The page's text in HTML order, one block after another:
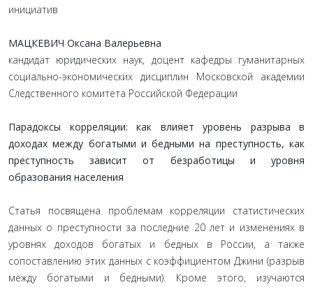
инициатив
МАЦКЕВИЧ Оксана Валерьевна
кандидат юридических наук, доцент кафедры гуманитарных
социально-экономических дисциплин Московской академии
Следственного комитета Российской Федерации
Парадоксы корреляции: как влияет уровень разрыва в
доходах между богатыми и бедными на преступность, как
преступность зависит от безработицы и уровня
образования населения
Статья посвящена проблемам корреляции статистических
данных о преступности за последние 20 лет и изменениях в
уровнях доходов богатых и бедных в России, а также
сопоставлению этих данных с коэффициентом Джини (разрыв
между богатыми и бедными). Кроме этого, изучаются